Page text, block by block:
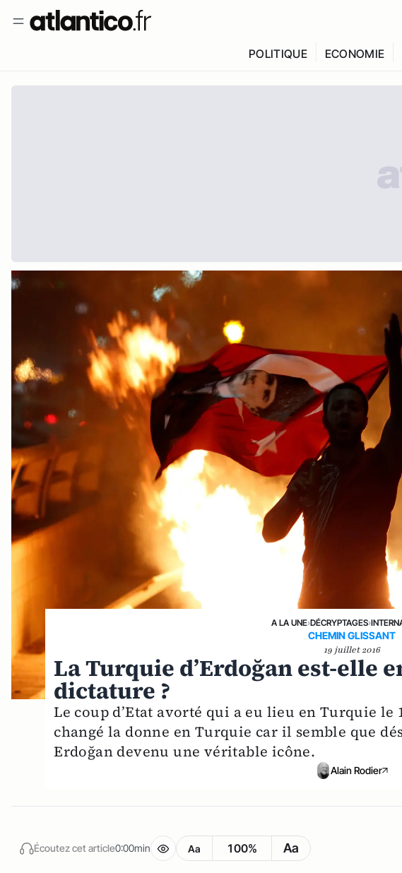
POLITIQUE ECONOMIE
A LA UNE›DÉCRYPTAGES›
CHEMIN GLISSANT
19 juillet 2016
La Turquie d’Erdoğan est-elle
dictature ?
Le coup d’Etat avorté qui a eu lieu en Turquie
changé la donne en Turquie car il semble que
Erdoğan devenu une véritable icône.
Alain Rodier
Écoutez cet article0:00min Aa 100% Aa